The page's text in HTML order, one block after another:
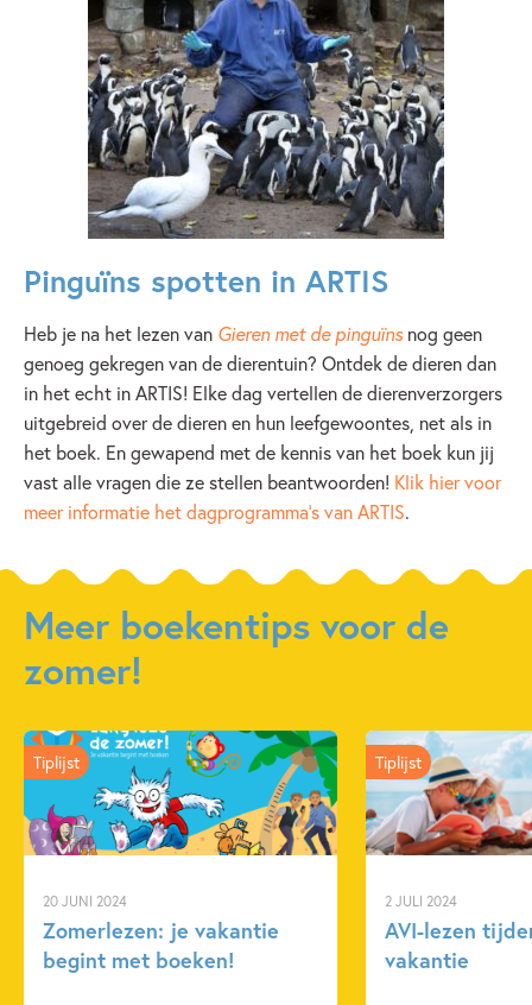
Pinguïns spotten in ARTIS
Heb je na het lezen van Gieren met de pinguïnsnog geen
genoeg gekregen van de dierentuin? Ontdek de dieren dan
in het echt in ARTIS! Elke dag vertellen de dierenverzorgers
uitgebreid over de dieren en hun leefgewoontes, net als in
het boek. En gewapend met de kennis van het boek kun jij
vast alle vragen die ze stellen beantwoorden! Klik hier voor
meer informatie het dagprogramma’s van ARTIS.
Meer boekentips voor de
zomer!
20 JUNI 2024
Zomerlezen: je vakantie
begint met boeken!
Tiplijst
2 JULI 2024
AVI-lezen
vakantie
Tiplijst